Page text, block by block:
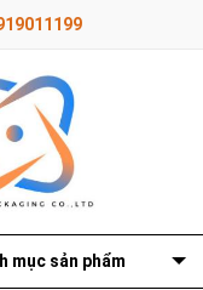
mục sản phẩm